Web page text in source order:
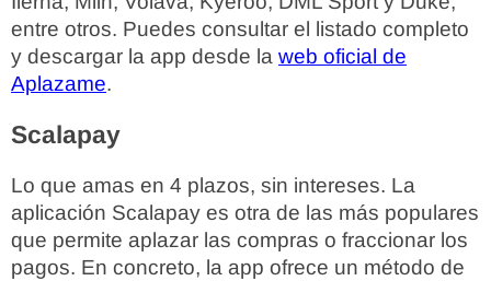
entre otros. Puedes consultar el listado completo
y descargar la app desde la web oficial de
Aplazame.
Scalapay
Lo que amas en 4 plazos, sin intereses. La
aplicación Scalapay es otra de las más populares
que permite aplazar las compras o fraccionar los
pagos. En concreto, la app ofrece un método de